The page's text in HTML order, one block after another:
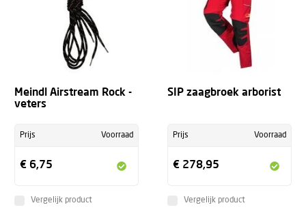
Meindl Airstream Rock -
veters
Prijs Voorraad
€ 6,75
Vergelijk product
+
SIP zaagbroek arborist
Prijs Voorraad
€ 278,95
Vergelijk product